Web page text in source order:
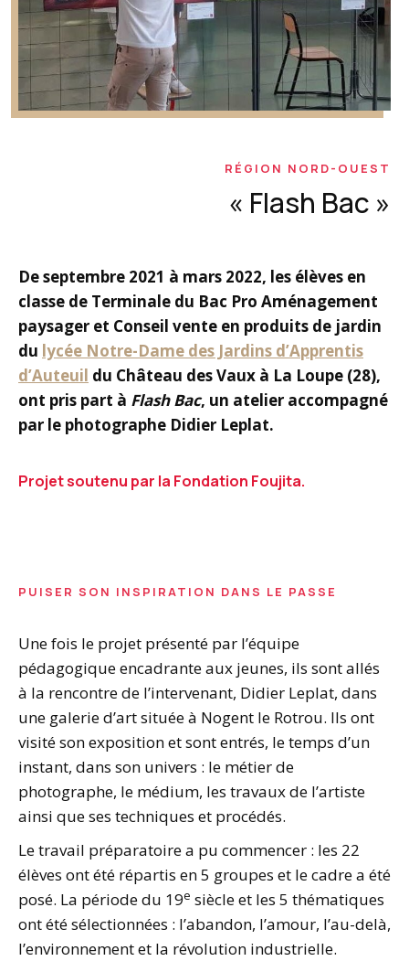
RÉGION NORD-OUEST
« Flash Bac »
De septembre 2021 à mars 2022, les élèves en
classe de Terminale du Bac Pro Aménagement
paysager et Conseil vente en produits de jardin
du lycée Notre-Dame des Jardins d’Apprentis
d’Auteuil du Château des Vaux à La Loupe (28),
ont pris part à Flash Bac, un atelier accompagné
par le photographe Didier Leplat.
Projet soutenu par la Fondation Foujita.
PUISER SON INSPIRATION DANS LE PASSE
Une fois le projet présenté par l’équipe
pédagogique encadrante aux jeunes, ils sont allés
à la rencontre de l’intervenant, Didier Leplat, dans
une galerie d’art située à Nogent le Rotrou. Ils ont
visité son exposition et sont entrés, le temps d’un
instant, dans son univers : le métier de
photographe, le médium, les travaux de l’artiste
ainsi que ses techniques et procédés.
Le travail préparatoire a pu commencer : les 22
élèves ont été répartis en 5 groupes et le cadre a été
posé. La période du 19e siècle et les 5 thématiques
ont été sélectionnées : l’abandon, l’amour, l’au-delà,
l’environnement et la révolution industrielle.